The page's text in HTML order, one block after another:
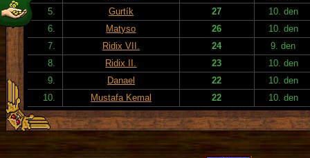
5.
Gurtík 27
10. den
6.
Matyso 26
10. den
7.
Ridix VII. 24
9. den
8.
Ridix II. 23
10. den
9.
Danael 22
10. den
10.
Mustafa Kemal 22 10. den